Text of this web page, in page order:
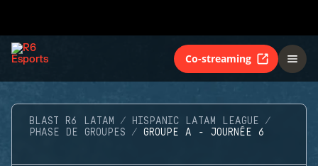
Co-streaming
BLAST R6 LATAM
HISPANIC LATAM LEAGUE
PHASE DE GROUPES
GROUPE A - JOURNÉE 6